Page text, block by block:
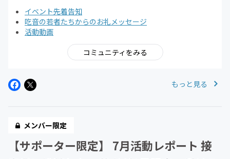
イベント先着告知
吃音の若者たちからのお礼メッセージ
活動動画
コミュニティをみる
もっと見る
メンバー限定
【サポーター限定】 7月活動レポート 接